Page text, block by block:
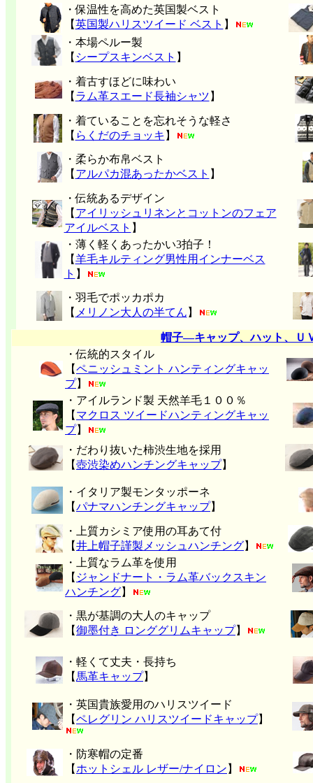
・保温性を高めた英国製ベスト
【英国製ハリスツイード ベスト 】
・本場ペルー製
【 シープスキンベスト 】
・着古すほどに味わい
【 ラム革スエード長袖シャツ 】
・着ていることを忘れそうな軽さ
【 らくだのチョッキ 】
・柔らか布帛ベスト
【 アルパカ混あったかベスト 】
・伝統あるデザイン
【 アイリッシュリネンとコットンのフェア
アイルベスト 】
・薄く軽くあったかい3拍子！
【羊毛キルティング男性用インナーベス
ト 】
・羽毛でポッカポカ
【 メリノン大人の半てん 】
帽子―キャップ、ハット、Ｕ
・伝統的スタイル
【ペニッシュミント ハンティングキャッ
プ】
・アイルランド製 天然羊毛１００％
【 マクロス ツイードハンティングキャッ
プ】
・だわり抜いた柿渋生地を採用
【壺渋染めハンチングキャップ】
・イタリア製モンタッポーネ
【パナマハンチングキャップ】
・上質カシミア使用の耳あて付
【井上帽子謹製メッシュハンチング】
・上質なラム革を使用
【 ジャンドナート・ラム革バックスキン
ハンチング】
・黒が基調の大人のキャップ
【御墨付き ロンググリムキャップ】
・軽くて丈夫・長持ち
【 馬革キャップ】
・英国貴族愛用のハリスツイード
【ペレグリン ハリスツイードキャップ】
・防寒帽の定番
【 ホットシェル レザー/ナイロン 】